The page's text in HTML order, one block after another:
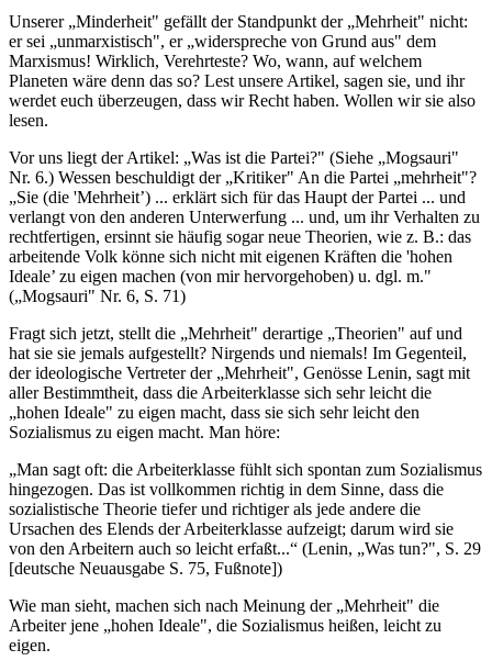
Unserer „Minderheit" gefällt der Standpunkt der „Mehrheit" nicht:
er sei „unmarxistisch", er „widerspreche von Grund aus" dem
Marxismus! Wirklich, Verehrteste? Wo, wann, auf welchem
Planeten wäre denn das so? Lest unsere Artikel, sagen sie, und ihr
werdet euch überzeugen, dass wir Recht haben. Wollen wir sie also
lesen.
Vor uns liegt der Artikel: „Was ist die Partei?" (Siehe „Mogsauri"
Nr. 6.) Wessen beschuldigt der „Kritiker" An die Partei „mehrheit"?
„Sie (die 'Mehrheit’) ... erklärt sich für das Haupt der Partei ... und
verlangt von den anderen Unterwerfung ... und, um ihr Verhalten zu
rechtfertigen, ersinnt sie häufig sogar neue Theorien, wie z. B.: das
arbeitende Volk könne sich nicht mit eigenen Kräften die 'hohen
Ideale’ zu eigen machen (von mir hervorgehoben) u. dgl. m."
(„Mogsauri" Nr. 6, S. 71)
Fragt sich jetzt, stellt die „Mehrheit" derartige „Theorien" auf und
hat sie sie jemals aufgestellt? Nirgends und niemals! Im Gegenteil,
der ideologische Vertreter der „Mehrheit", Genösse Lenin, sagt mit
aller Bestimmtheit, dass die Arbeiterklasse sich sehr leicht die
„hohen Ideale" zu eigen macht, dass sie sich sehr leicht den
Sozialismus zu eigen macht. Man höre:
„Man sagt oft: die Arbeiterklasse fühlt sich spontan zum Sozialismus
hingezogen. Das ist vollkommen richtig in dem Sinne, dass die
sozialistische Theorie tiefer und richtiger als jede andere die
Ursachen des Elends der Arbeiterklasse aufzeigt; darum wird sie
von den Arbeitern auch so leicht erfaßt...“ (Lenin, „Was tun?", S. 29
[deutsche Neuausgabe S. 75, Fußnote])
Wie man sieht, machen sich nach Meinung der „Mehrheit" die
Arbeiter jene „hohen Ideale", die Sozialismus heißen, leicht zu
eigen.